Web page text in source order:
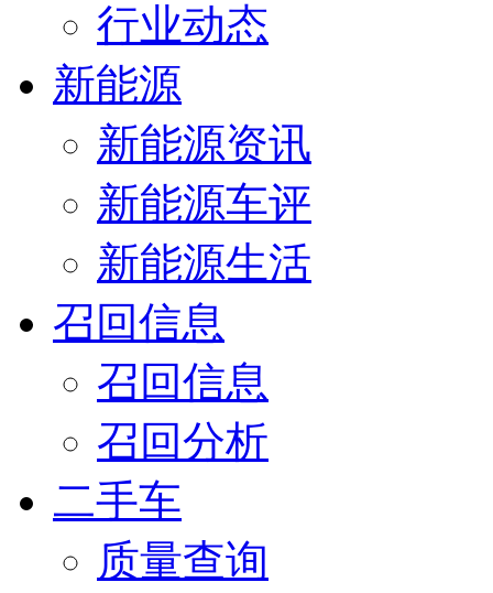
行业动态
新能源
新能源资讯
新能源车评
新能源生活
召回信息
召回信息
召回分析
二手车
质量查询